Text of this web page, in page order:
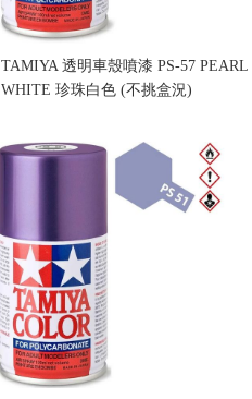
TAMIYA 透明車殼噴漆 PS-57 PEARL
WHITE 珍珠白色 (不挑盒況)